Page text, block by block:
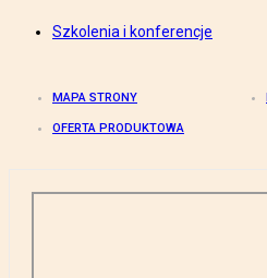
Szkolenia i konferencje
MAPA STRONY
OFERTA PRODUKTOWA